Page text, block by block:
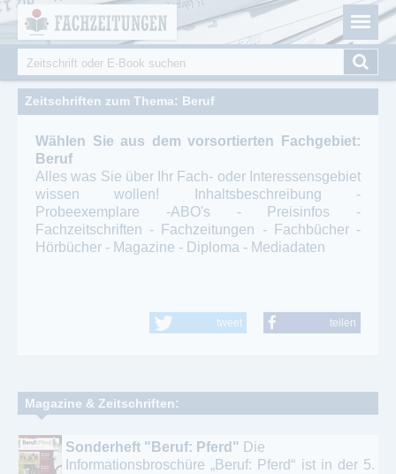
Fachzeitungen.de - Das unabhängige Portal für
Fachmagazine Fachpublikationen & eBooks
Suchformular
Suche
Zeitschriften zum Thema: Beruf
Wählen Sie aus dem vorsortierten Fachgebiet:
Beruf
Alles was Sie über Ihr Fach- oder Interessensgebiet
wissen wollen! Inhaltsbeschreibung -
Probeexemplare -ABO's - Preisinfos -
Fachzeitschriften - Fachzeitungen - Fachbücher -
Hörbücher - Magazine - Diploma - Mediadaten
tweet teilen
Magazine & Zeitschriften:
Sonderheft "Beruf: Pferd" Die
Informationsbroschüre „Beruf: Pferd“ ist in der 5.
Cookie-Einstellungen